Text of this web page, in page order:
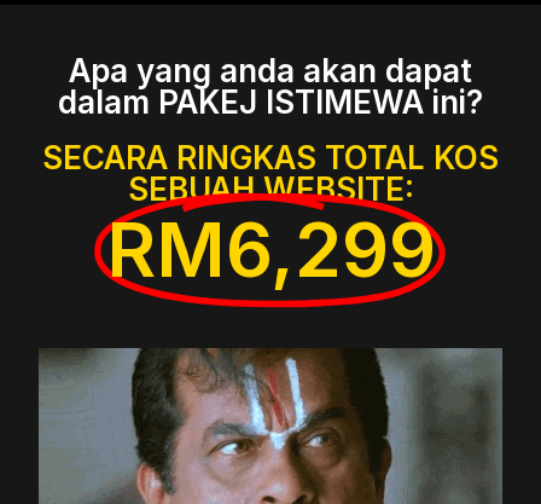
Apa yang anda akan dapat
dalam PAKEJ ISTIMEWA ini?
SECARA RINGKAS TOTAL KOS
SEBUAH WEBSITE:
RM6,299